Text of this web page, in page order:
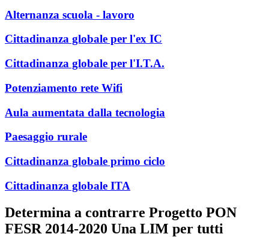
Alternanza scuola - lavoro
Cittadinanza globale per l'ex IC
Cittadinanza globale per l'I.T.A.
Potenziamento rete Wifi
Aula aumentata dalla tecnologia
Paesaggio rurale
Cittadinanza globale primo ciclo
Cittadinanza globale ITA
Determina a contrarre Progetto PON
FESR 2014-2020 Una LIM per tutti